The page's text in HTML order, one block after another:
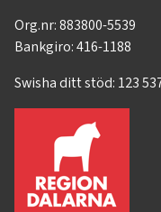
Org.nr: 883800-5539
Bankgiro: 416-1188
Swisha ditt stöd: 123